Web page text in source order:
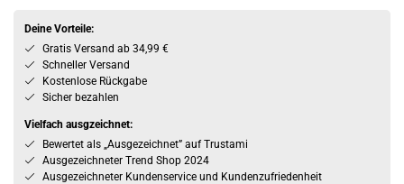
Deine Vorteile:
Gratis Versand ab 34,99 €
Schneller Versand
Kostenlose Rückgabe
Sicher bezahlen
Vielfach ausgzeichnet:
Bewertet als „Ausgezeichnet” auf Trustami
Ausgezeichneter Trend Shop 2024
Ausgezeichneter Kundenservice und Kundenzufriedenheit